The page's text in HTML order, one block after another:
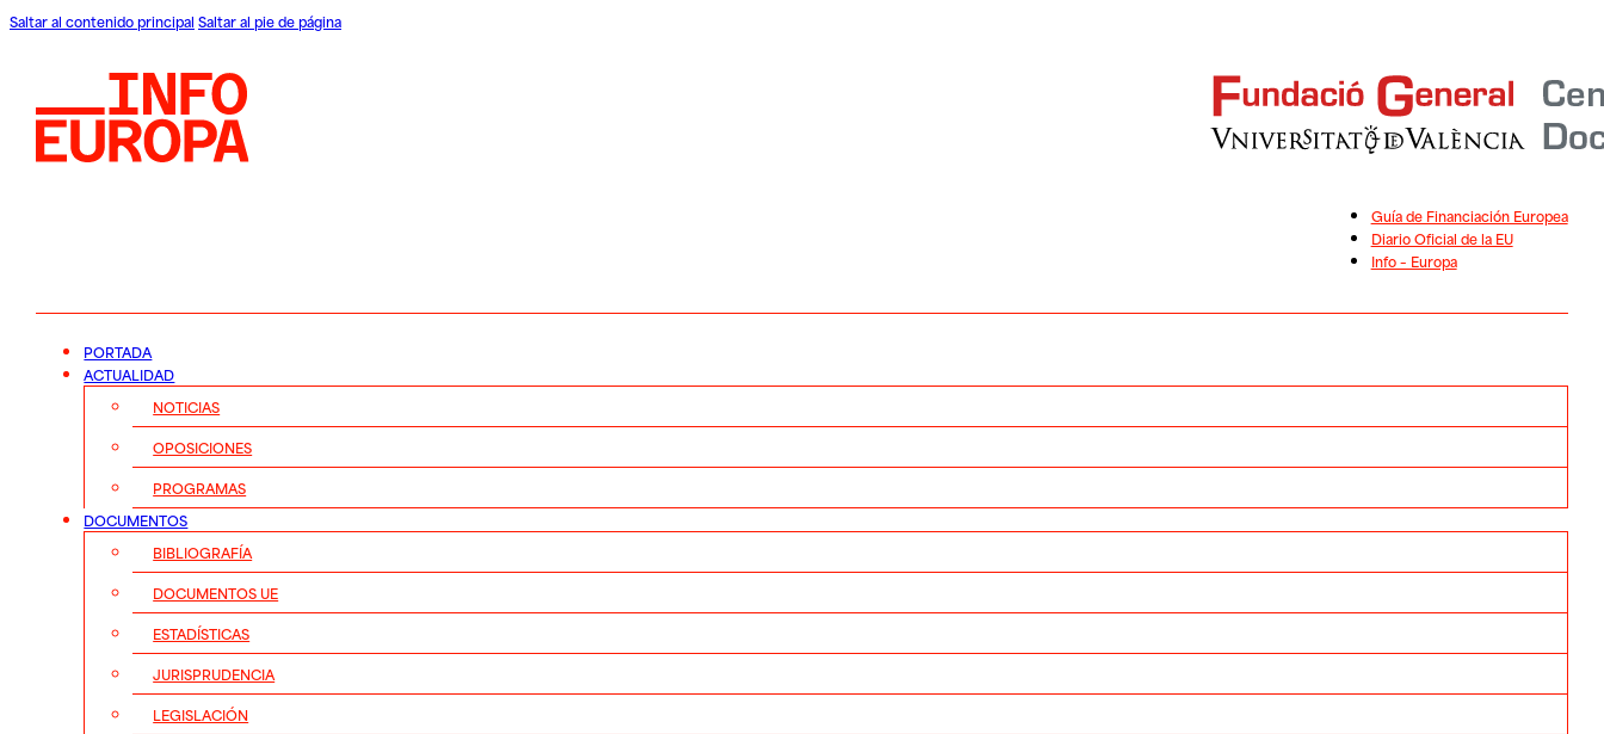
Saltar al contenido principal Saltar al pie de página
Guía de Financiación Europea
Diario Oficial de la EU
Info – Europa
PORTADA
ACTUALIDAD
NOTICIAS
OPOSICIONES
PROGRAMAS
DOCUMENTOS
BIBLIOGRAFÍA
DOCUMENTOS UE
ESTADÍSTICAS
JURISPRUDENCIA
LEGISLACIÓN